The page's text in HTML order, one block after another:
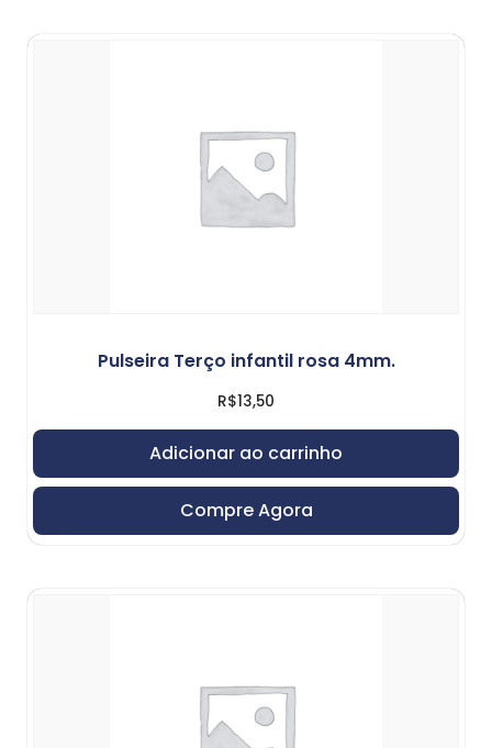
Pulseira Terço infantil rosa 4mm.
R$13,50
Adicionar ao carrinho
Compre Agora